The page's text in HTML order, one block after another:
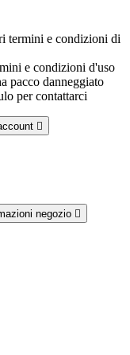
termini e condizioni di
e condizioni d'uso
pacco danneggiato
per contattarci

negozio 